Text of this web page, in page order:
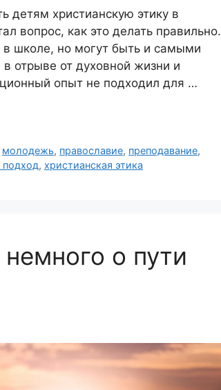
детям христианскую этику в
вопрос, как это делать правильно.
школе, но могут быть и самыми
отрыве от духовной жизни и
опыт не подходил для …
молодежь, православие, преподавание,
подход, христианская этика
о пути